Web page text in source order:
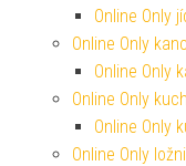
Online Only
Online Only
Online Only
Online Only
Online Only
Online Only